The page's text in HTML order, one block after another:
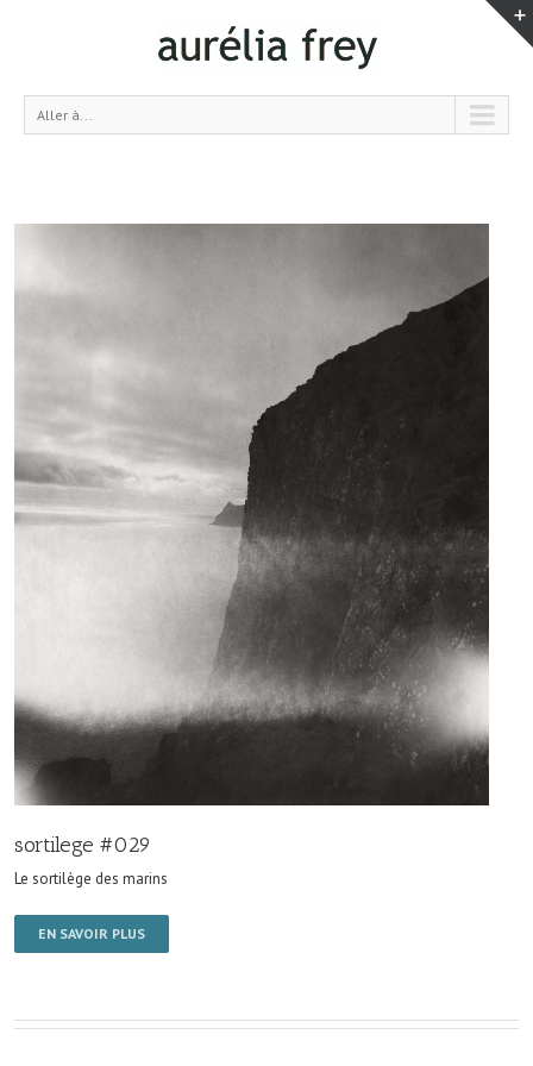
Aller à...
sortilege #029
Le sortilège des marins
EN SAVOIR PLUS